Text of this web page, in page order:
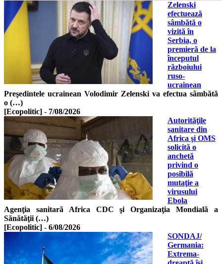
Zelenski
efectuează
sâmbătă o
vizită în
Serbia, o
premieră de la
începutul
războiului
ruso-
ucrainean
Preşedintele ucrainean Volodimir Zelenski va efectua sâmbătă
o (…)
[Ecopolitic] - 7/08/2026
Autorităţile
sanitare din
Africa şi OMS
solicită o
anchetă
privind o
posibilă
mutaţie a
virusului
Ebola
Agenţia sanitară Africa CDC şi Organizaţia Mondială a
Sănătăţii (…)
[Ecopolitic] - 6/08/2026
SONDAJ/
Germania:
Extrema-